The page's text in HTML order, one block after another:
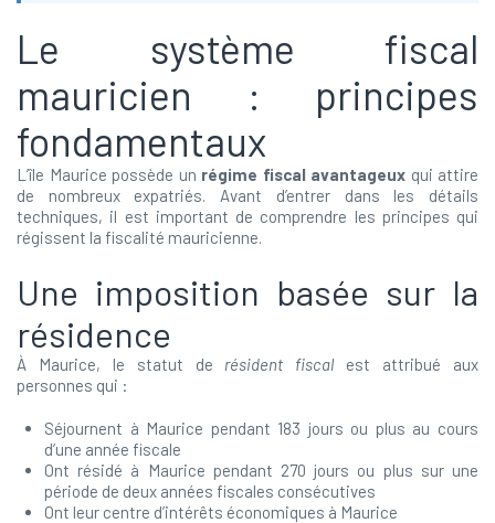
Le système fiscal
mauricien : principes
fondamentaux
L’île Maurice possède un régime fiscal avantageux qui attire
de nombreux expatriés. Avant d’entrer dans les détails
techniques, il est important de comprendre les principes qui
régissent la fiscalité mauricienne.
Une imposition basée sur la
résidence
À Maurice, le statut de résident fiscal est attribué aux
personnes qui :
Séjournent à Maurice pendant 183 jours ou plus au cours
d’une année fiscale
Ont résidé à Maurice pendant 270 jours ou plus sur une
période de deux années fiscales consécutives
Ont leur centre d’intérêts économiques à Maurice